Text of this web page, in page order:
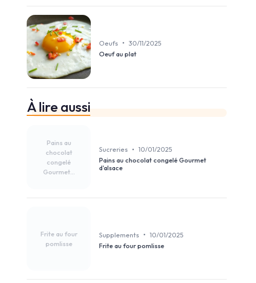
Oeufs • 30/11/2025
Oeuf au plat
À lire aussi
Pains au
chocolat
congelé
Gourmet...
Sucreries • 10/01/2025
Pains au chocolat congelé Gourmet
d'alsace
Frite au four
pomlisse
Supplements • 10/01/2025
Frite au four pomlisse